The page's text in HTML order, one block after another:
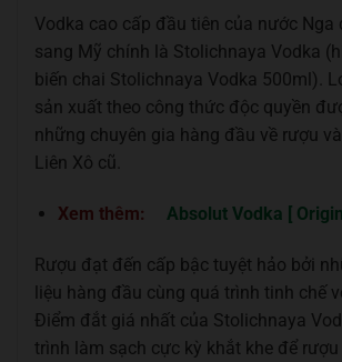
Vodka cao cấp đầu tiên của nước Nga
sang Mỹ chính là Stolichnaya Vodka
biến chai Stolichnaya Vodka 500ml).
sản xuất theo công thức độc quyền
những chuyên gia hàng đầu về rượu
Liên Xô cũ.
Xem thêm: Absolut Vodka [
Rượu đạt đến cấp bậc tuyệt hảo bởi
liệu hàng đầu cùng quá trình tinh chế
Điểm đắt giá nhất của Stolichnaya
trình làm sạch cực kỳ khắt khe để